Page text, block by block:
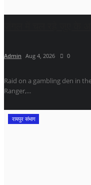
Admin Aug 4, 2026 0
Raid on a gambling den in
Ranger,...
रायपुर संभाग